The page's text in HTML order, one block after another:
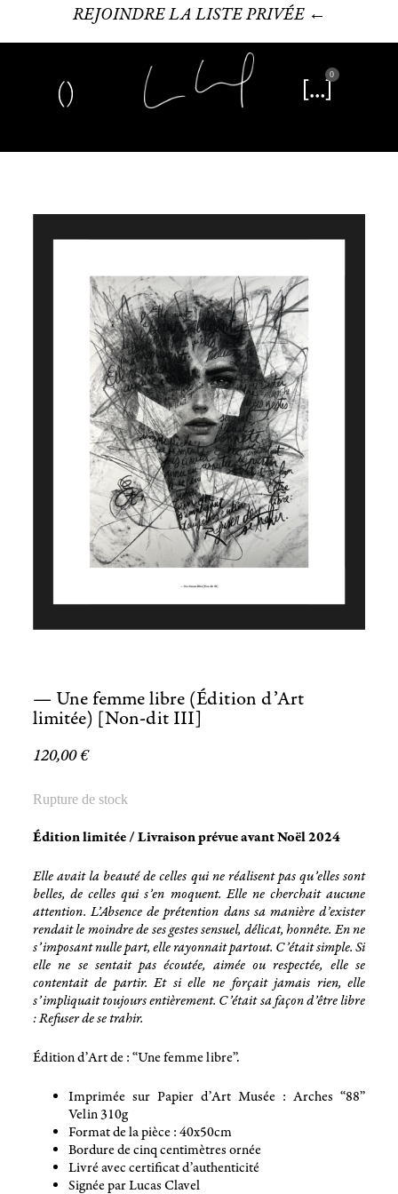
REJOINDRE LA LISTE PRIVÉE ←
0
— Une femme libre (Édition d’Art
limitée) [Non-dit III]
120,00€
Rupture de stock
Édition limitée / Livraison prévue avant Noël 2024
Elle avait la beauté de celles qui ne réalisent pas qu’elles sont
belles, de celles qui s’en moquent. Elle ne cherchait aucune
attention. L’Absence de prétention dans sa manière d’exister
rendait le moindre de ses gestes sensuel, délicat, honnête. En ne
s’imposant nulle part, elle rayonnait partout. C’était simple. Si
elle ne se sentait pas écoutée, aimée ou respectée, elle se
contentait de partir. Et si elle ne forçait jamais rien, elle
s’impliquait toujours entièrement. C’était sa façon d’être libre
: Refuser de se trahir.
Édition d’Art de : “Une femme libre”.
Imprimée sur Papier d’Art Musée : Arches “88”
Velin 310g
Format de la pièce : 40x50cm
Bordure de cinq centimètres ornée
Livré avec certificat d’authenticité
Signée par Lucas Clavel